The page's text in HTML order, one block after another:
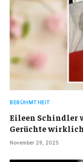
BERÜHMTHEIT
Eileen Schindler
Gerüchte
November 29, 2025